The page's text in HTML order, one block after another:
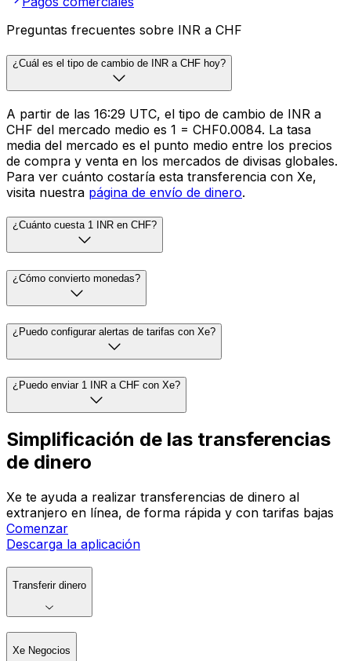
Preguntas frecuentes sobre INR a CHF
¿Cuál es el tipo de cambio de INR a CHF hoy?
A partir de las 16:29 UTC, el tipo de cambio de INR a
CHF del mercado medio es ₹1 = CHF0.0084. La tasa
media del mercado es el punto medio entre los precios
de compra y venta en los mercados de divisas globales.
Para ver cuánto costaría esta transferencia con Xe,
visita nuestra página de envío de dinero.
¿Cuánto cuesta 1 INR en CHF?
¿Cómo convierto monedas?
¿Puedo configurar alertas de tarifas con Xe?
¿Puedo enviar 1 INR a CHF con Xe?
Simplificación de las transferencias
de dinero
Xe te ayuda a realizar transferencias de dinero al
extranjero en línea, de forma rápida y con tarifas bajas
Comenzar
Descarga la aplicación
Transferir dinero
Xe Negocios